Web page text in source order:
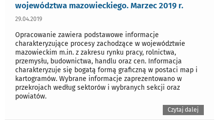
województwa mazowieckiego. Marzec 2019 r.
29.04.2019
Opracowanie zawiera podstawowe informacje
charakteryzujące procesy zachodzące w województwie
mazowieckim m.in. z zakresu rynku pracy, rolnictwa,
przemysłu, budownictwa, handlu oraz cen. Informacja
charakteryzuje się bogatą formą graficzną w postaci map i
kartogramów. Wybrane informacje zaprezentowano w
przekrojach według sektorów i wybranych sekcji oraz
powiatów.
Czytaj dalej